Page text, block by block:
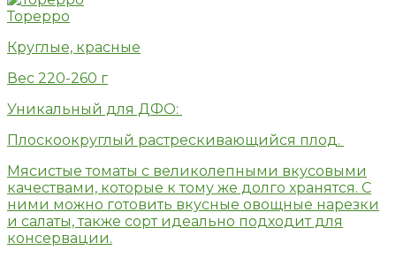
Торерро
Круглые, красные
Вес 220-260 г
Уникальный для ДФО:
Плоскоокруглый растрескивающийся плод.
Мясистые томаты с великолепными вкусовыми
качествами, которые к тому же долго хранятся. С
ними можно готовить вкусные овощные нарезки
и салаты, также сорт идеально подходит для
консервации.